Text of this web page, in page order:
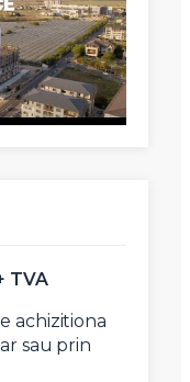
TVA
achizitiona
sau prin
caracter personal